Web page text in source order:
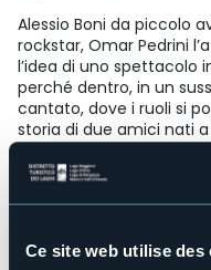
Ce site web utilise des
Alessio Boni da piccolo
rockstar, Omar Pedrini
l’idea di uno spettacolo
perché dentro, in un
cantato, dove i ruoli si
storia di due amici nati
lago d’Iseo - e a un
stessi riferimenti
alcune canzoni siano
perdute, perché i testi
è di raccontare il